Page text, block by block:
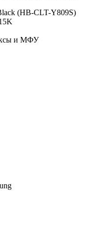
(HB-CLT-Y809S)
и МФУ